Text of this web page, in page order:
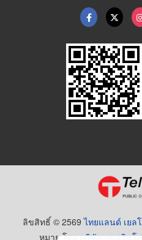
ลิขสิทธิ์ © 2569ไทยแลนด์ เยล
หมาย โดยบริษัท เทเลอินโ